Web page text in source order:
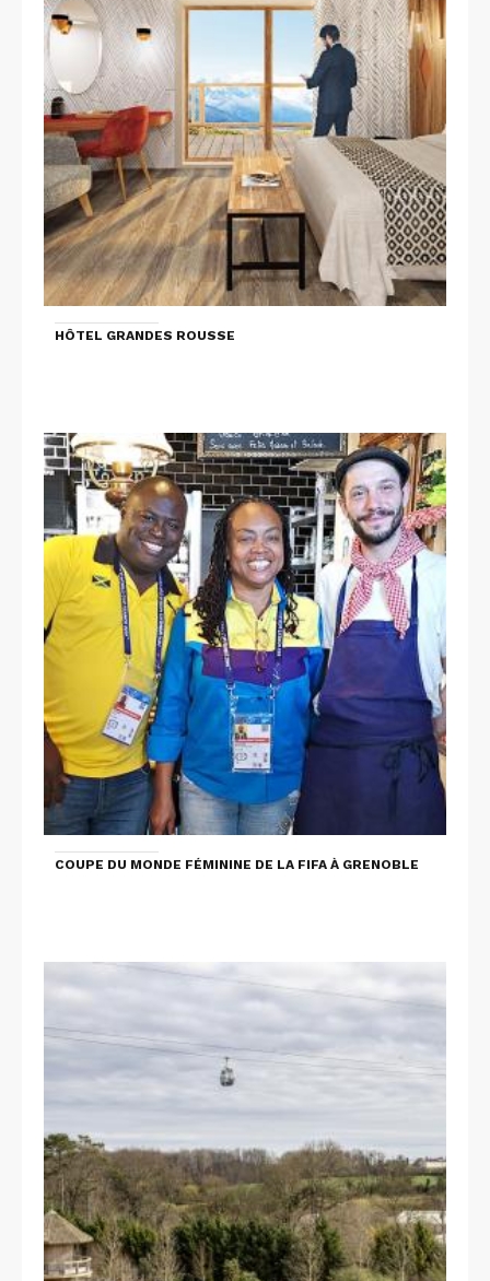
HÔTEL GRANDES ROUSSE
COUPE DU MONDE FÉMININE DE LA FIFA À GRENOBLE